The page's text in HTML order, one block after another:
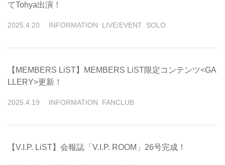
てTohya出演！
2025 4 20 INFORMATION LIVE/EVENT SOLO
【MEMBERS LiST】MEMBERS LiST限定コンテンツ<GA
LLERY>更新！
2025 4 19 INFORMATION FANCLUB
【V.I.P. LiST】会報誌「V.I.P. ROOM」26号完成！